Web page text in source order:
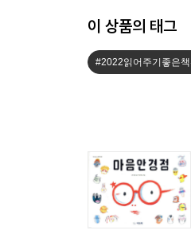
이 상품의 태그
#2022읽어주기좋은